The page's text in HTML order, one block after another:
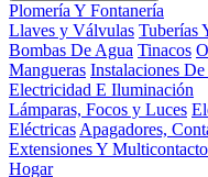
Plomería Y Fontanería
Llaves y Válvulas Tuberías
Bombas De Agua Tinacos
Mangueras Instalaciones
Electricidad E Iluminación
Lámparas, Focos y Luces
Eléctricas Apagadores,
Extensiones Y
Hogar